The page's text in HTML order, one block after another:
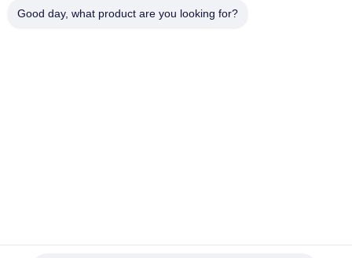
Good day, what product are you looking for?